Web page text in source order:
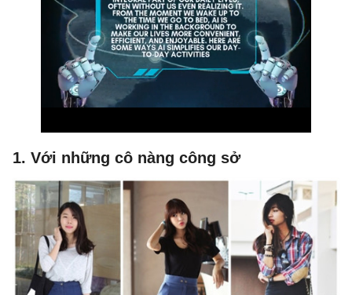
1. Với những cô nàng công sở